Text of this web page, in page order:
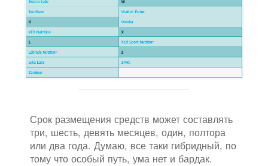
Срок размещения средств может составлять
три, шесть, девять месяцев, один, полтора
или два года. Думаю, все таки гибридный, по
тому что особый путь, ума нет и бардак.